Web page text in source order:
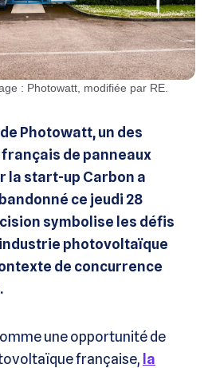
: Photowatt, modifiée par RE.
Photowatt, un des
de panneaux
la start-up Carbon a
ce jeudi 28
symbolise les défis
photovoltaïque
de concurrence
une opportunité de
française, la